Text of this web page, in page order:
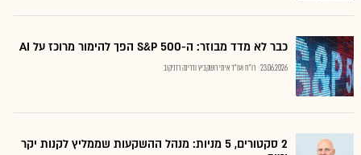
כבר לא מדד מבוזר: ה-S&P 500 הפך להימור מרוכז על AI
23.06.2026 רו"ח ועו"ד איתי רושקביץ ודרינה רזניקוב
2 סקטורים, 5 מניות: מנהל ההשקעות שממליץ לקנות יקר